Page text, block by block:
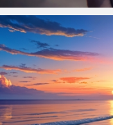
仙侠凌仙 紫色长卷发美